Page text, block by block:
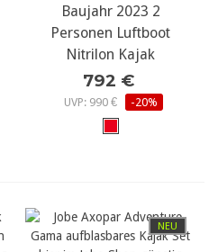
Baujahr 2023 2
Personen Luftboot
Nitrilon Kajak
792 €
UVP: 990 € -20%
NEU